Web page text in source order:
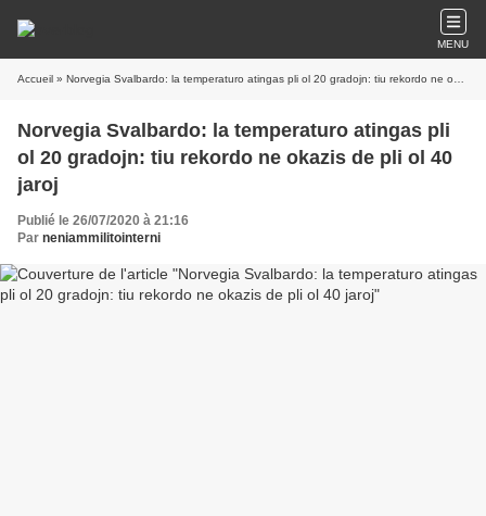
MENU
Accueil » Norvegia Svalbardo: la temperaturo atingas pli ol 20 gradojn: tiu rekordo ne okazis de pli ol 40 jaroj
Norvegia Svalbardo: la temperaturo atingas pli
ol 20 gradojn: tiu rekordo ne okazis de pli ol 40
jaroj
Publié le 26/07/2020 à 21:16
Par neniammilitointerni